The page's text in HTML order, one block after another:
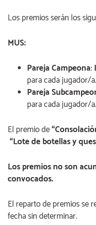
Los premios serán los
MUS:
Pareja Campeona:
para cada jugador/a.
Pareja
para cada jugador/a.
El premio de
“Lote de botellas y
Los premios no son
convocados.
El reparto de premios se
fecha sin determinar.